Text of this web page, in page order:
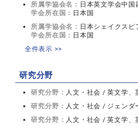
所属学協会名： 日本英文学会中国
学会所在国： 日本国
所属学協会名： 日本シェイクスピ
学会所在国： 日本国
全件表示 >>
研究分野
研究分野： 人文・社会 / 英文学、
研究分野： 人文・社会 / ジェンダ
研究分野： 人文・社会 / 英文学、